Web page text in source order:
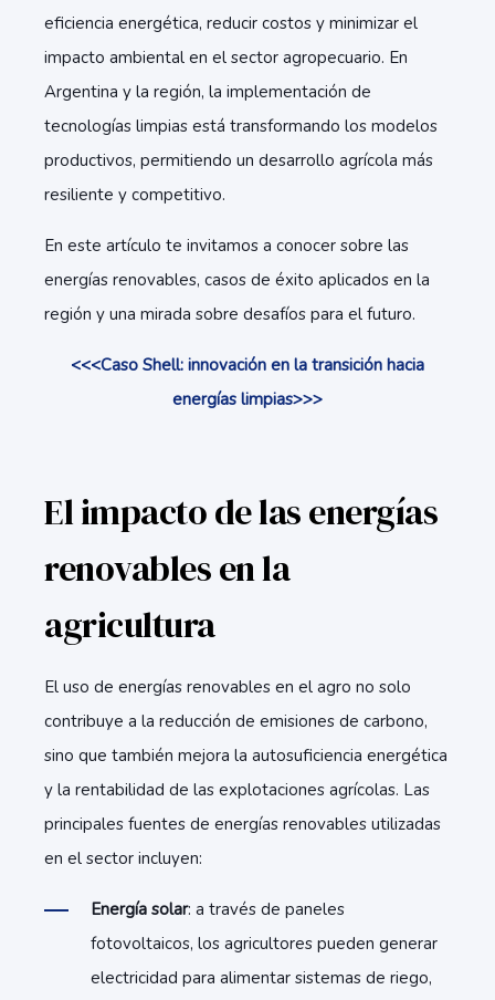
eficiencia energética, reducir costos y minimizar el
impacto ambiental en el sector agropecuario. En
Argentina y la región, la implementación de
tecnologías limpias está transformando los modelos
productivos, permitiendo un desarrollo agrícola más
resiliente y competitivo.
En este artículo te invitamos a conocer sobre las
energías renovables, casos de éxito aplicados en la
región y una mirada sobre desafíos para el futuro.
<<<Caso Shell: innovación en la transición hacia
energías limpias>>>
El impacto de las energías
renovables en la
agricultura
El uso de energías renovables en el agro no solo
contribuye a la reducción de emisiones de carbono,
sino que también mejora la autosuficiencia energética
y la rentabilidad de las explotaciones agrícolas. Las
principales fuentes de energías renovables utilizadas
en el sector incluyen:
Energía solar: a través de paneles
fotovoltaicos, los agricultores pueden generar
electricidad para alimentar sistemas de riego,